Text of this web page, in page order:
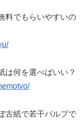
料でもらいやすいの
は何を選べばいい？
古紙で若干パルプで